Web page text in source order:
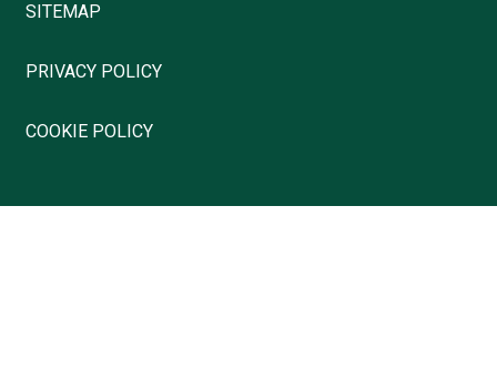
SITEMAP
PRIVACY POLICY
COOKIE POLICY